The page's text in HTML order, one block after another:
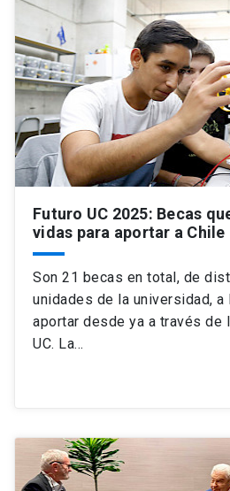
Futuro UC 2025: Becas
vidas para aportar a Chile
Son 21 becas en total, de
unidades de la universidad,
aportar desde ya a través de
UC. La…